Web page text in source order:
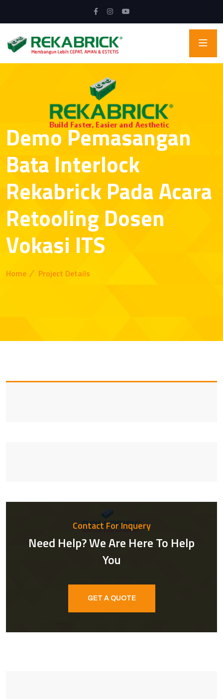
Demo Pemasangan
Bata Interlock
Rekabrick Pada Acara
Retooling Dosen
Vokasi ITS
Home Project Details
Contact For Inquery
Need Help? We Are Here To Help
You
GET A QUOTE